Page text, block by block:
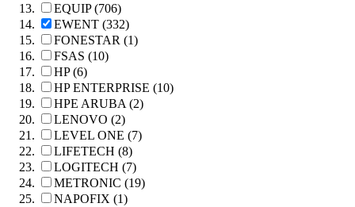
EQUIP (706)
EWENT (332)
FONESTAR (1)
FSAS (10)
HP (6)
HP ENTERPRISE (10)
HPE ARUBA (2)
LENOVO (2)
LEVEL ONE (7)
LIFETECH (8)
LOGITECH (7)
METRONIC (19)
NAPOFIX (1)